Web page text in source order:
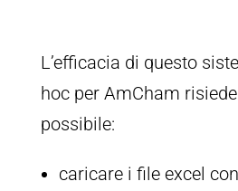
L’efficacia di questo
hoc per AmCham
possibile:
caricare i file excel